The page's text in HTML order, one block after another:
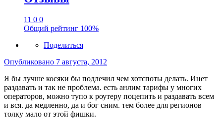
11 0 0
Общий рейтинг 100%
Поделиться
Опубликовано 7 августа, 2012
Я бы лучше косяки бы подлечил чем хотспоты делать. Инет
раздавать и так не проблема. есть анлим тарифы у многих
операторов, можно тупо к роутеру поцепить и раздавать всем
и вся. да медленно, да и бог сним. тем более для регионов
толку мало от этой фишки.